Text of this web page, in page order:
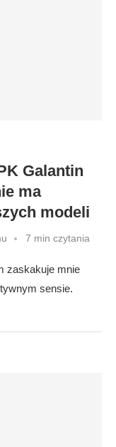
Galantin
ma
modeli
7 min czytania
zaskakuje mnie
sensie.